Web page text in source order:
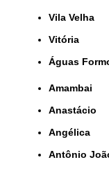
Vila Velha
Vitória
Águas
Amambai
Anastácio
Angélica
Antônio